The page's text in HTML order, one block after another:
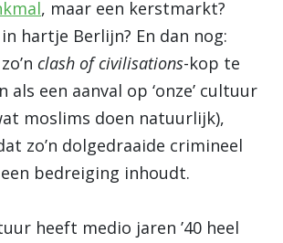
, maar een kerstmarkt?
hartje Berlijn? En dan nog:
clash of civilisations-kop te
als een aanval op ‘onze’ cultuur
moslims doen natuurlijk),
zo’n dolgedraaide crimineel
bedreiging inhoudt.
heeft medio jaren ’40 heel